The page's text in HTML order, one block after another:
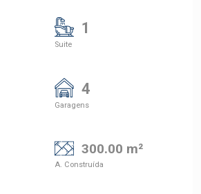
1
Suite
4
Garagens
300.00 m²
A. Construída